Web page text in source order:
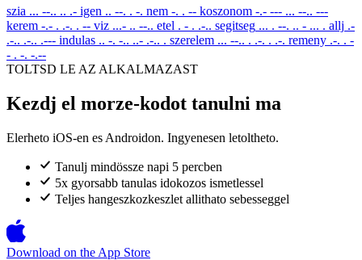
szia ... --.. .. .- igen .. --. . -. nem -. . -- koszonom -.- --- ... --.. ---
kerem -.- . .-. . -- viz ...- .. --.. etel . - . .-.. segitseg ... . --. .. - ... . allj .-
.-.. .-.. .--- indulas .. -. -.. ..- .-.. . szerelem ... --.. . .-. . .-. remeny .-. . -
- . -. -.--
TOLTSD LE AZ ALKALMAZAST
Kezdj el morze-kodot tanulni ma
Elerheto iOS-en es Androidon. Ingyenesen letoltheto.
Tanulj mindössze napi 5 percben
5x gyorsabb tanulas idokozos ismetlessel
Teljes hangeszkozkeszlet allithato sebesseggel
Download on the App Store